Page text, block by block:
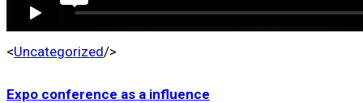
<Uncategorized/>
Expo conference as a influence